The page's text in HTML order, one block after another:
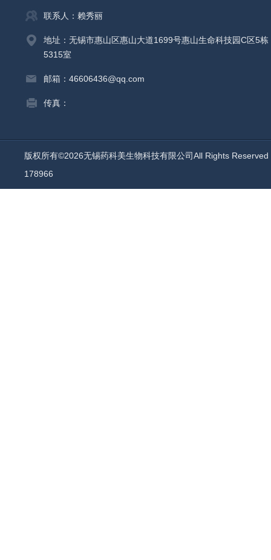
联系人：赖秀丽
地址：无锡市惠山区惠山大道1699号惠山生命科技园C区5栋
5315室
邮箱：46606436@qq.com
传真：
版权所有©2026无锡药科美生物科技有限公司All Rights
178966